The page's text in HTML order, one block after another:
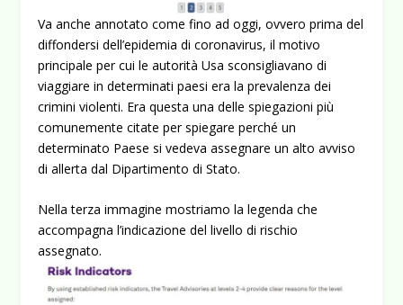
Va anche annotato come fino ad oggi, ovvero prima del
diffondersi dell’epidemia di coronavirus, il motivo
principale per cui le autorità Usa sconsigliavano di
viaggiare in determinati paesi era la prevalenza dei
crimini violenti. Era questa una delle spiegazioni più
comunemente citate per spiegare perché un
determinato Paese si vedeva assegnare un alto avviso
di allerta dal Dipartimento di Stato.
Nella terza immagine mostriamo la legenda che
accompagna l’indicazione del livello di rischio
assegnato.